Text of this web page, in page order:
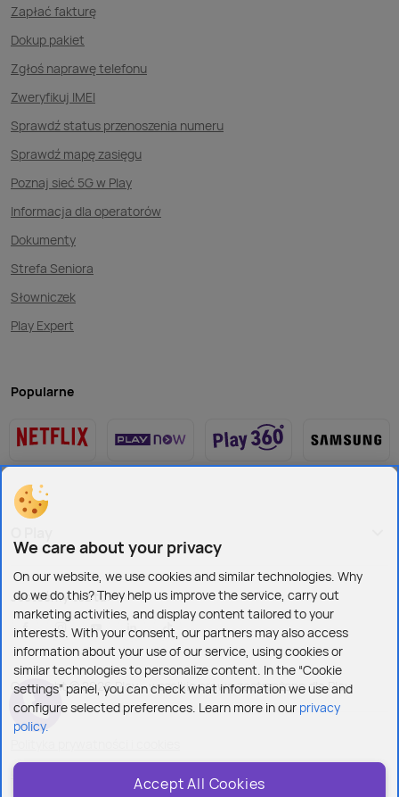
Zapłać fakturę
Dokup pakiet
Zgłoś naprawę telefonu
Zweryfikuj IMEI
Sprawdź status przenoszenia numeru
Sprawdź mapę zasięgu
Poznaj sieć 5G w Play
Informacja dla operatorów
Dokumenty
Strefa Seniora
Słowniczek
Play Expert
Popularne
Jesteśmy też tu:
Copyright © 2026 Play - wszelkie prawa zastrzeżone dla Play
Ustawienia plików cookies
We care about your privacy
On our website, we use cookies and similar technologies. Why
do we do this? They help us improve the service, carry out
marketing activities, and display content tailored to your
interests. With your consent, our partners may also access
information about your use of our service, using cookies or
similar technologies to personalize content. In the “Cookie
settings” panel, you can check what information we use and
configure selected preferences. Learn more in our privacy
policy.
Accept All Cookies